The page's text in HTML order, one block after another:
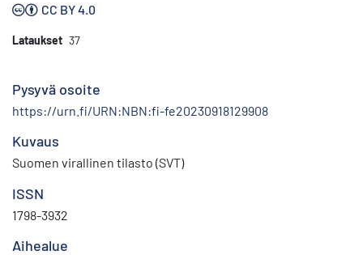
CC BY 4.0
Lataukset 37
Pysyvä osoite
https://urn.fi/URN:NBN:fi-fe20230918129908
Kuvaus
Suomen virallinen tilasto (SVT)
ISSN
1798-3932
Aihealue